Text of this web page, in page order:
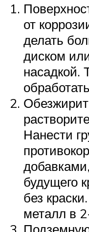
от
делать
диском
насадкой.
Нанести
будущего
без
металл в